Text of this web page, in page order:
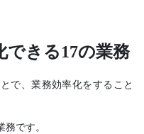
できる17の業務
で、業務効率化をすること
です。